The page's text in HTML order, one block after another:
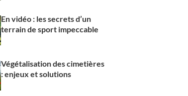
En vidéo : les secrets d’un
terrain de sport impeccable
Végétalisation des cimetières
: enjeux et solutions